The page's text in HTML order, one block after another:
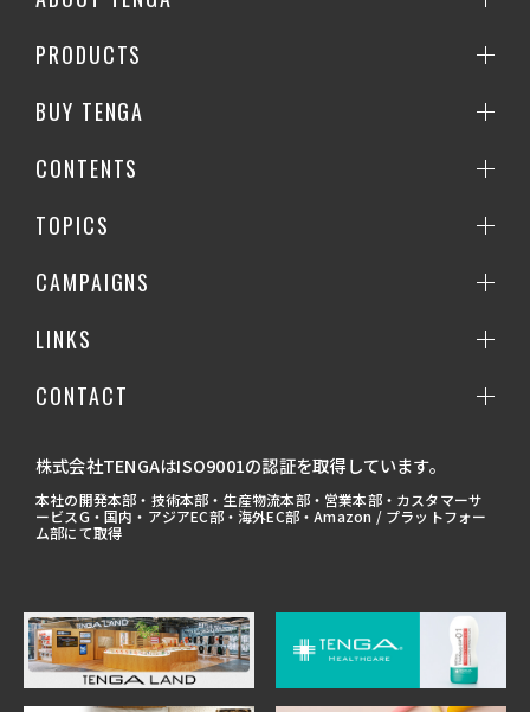
PRODUCTS
BUY TENGA
CONTENTS
TOPICS
CAMPAIGNS
LINKS
CONTACT
株式会社TENGAはISO9001の認証を取得しています。
本社の開発本部・技術本部・生産物流本部・営業本部・カスタマーサ
ービスG・国内・アジアEC部・海外EC部・Amazon / プラットフォー
ム部にて取得